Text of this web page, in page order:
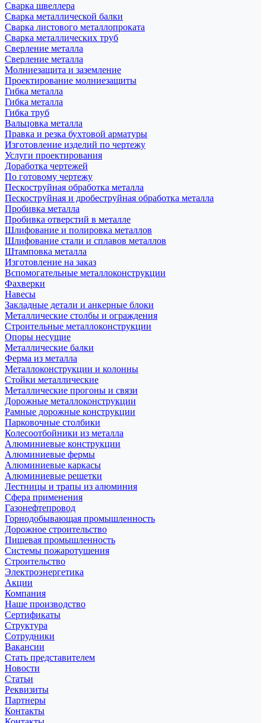
Сварка швеллера
Сварка металлической балки
Сварка листового металлопроката
Сварка металлических труб
Сверление металла
Сверление металла
Молниезащита и заземление
Проектирование молниезащиты
Гибка металла
Гибка металла
Гибка труб
Вальцовка металла
Правка и резка бухтовой арматуры
Изготовление изделий по чертежу
Услуги проектирования
Доработка чертежей
По готовому чертежу
Пескоструйная обработка металла
Пескоструйная и дробеструйная обработка металла
Пробивка металла
Пробивка отверстий в металле
Шлифование и полировка металлов
Шлифование стали и сплавов металлов
Штамповка металла
Изготовление на заказ
Вспомогательные металлоконструкции
Фахверки
Навесы
Закладные детали и анкерные блоки
Металлические столбы и ограждения
Строительные металлоконструкции
Опоры несущие
Металлические балки
Ферма из металла
Металлоконструкции и колонны
Стойки металлические
Металлические прогоны и связи
Дорожные металлоконструкции
Рамные дорожные конструкции
Парковочные столбики
Колесоотбойники из металла
Алюминиевые конструкции
Алюминиевые фермы
Алюминиевые каркасы
Алюминиевые решетки
Лестницы и трапы из алюминия
Сфера применения
Газонефтепровод
Горнодобывающая промышленность
Дорожное строительство
Пищевая промышленность
Системы пожаротушения
Строительство
Электроэнергетика
Акции
Компания
Наше производство
Сертификаты
Структура
Сотрудники
Вакансии
Стать представителем
Новости
Статьи
Реквизиты
Партнеры
Контакты